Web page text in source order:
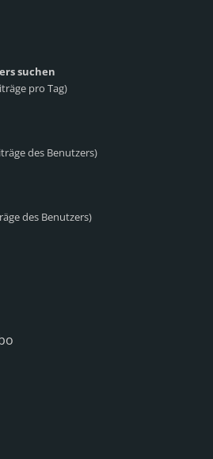
suchen
pro Tag)
des Benutzers)
des Benutzers)